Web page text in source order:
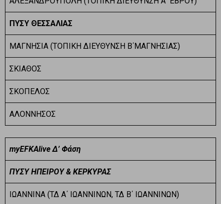
ΠΥΣΥ ΘΕΣΣΑΛΙΑΣ
ΜΑΓΝΗΣΙΑ (ΤΟΠΙΚΗ ΔΙΕΥΘΥΝΣΗ Β΄ΜΑΓΝΗΣΙΑΣ)
ΣΚΙΑΘΟΣ
ΣΚΟΠΕΛΟΣ
ΑΛΟΝΝΗΣΟΣ
myEFKAlive Δ’ Φάση
ΠΥΣΥ ΗΠΕΙΡΟΥ & ΚΕΡΚΥΡΑΣ
ΙΩΑΝΝΙΝΑ (ΤΔ Α΄ ΙΩΑΝΝΙΝΩΝ, ΤΔ Β΄ ΙΩΑΝΝΙΝΩΝ)